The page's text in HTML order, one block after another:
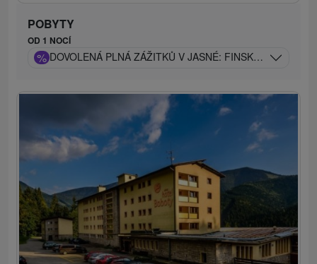
POBYTY
OD 1 NOCÍ
% DOVOLENÁ PLNÁ ZÁŽITKŮ V JASNÉ: FINSKÁ KÁĎ,